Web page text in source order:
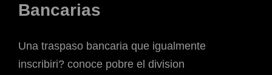
Bancarias
Una traspaso bancaria que igualmente
inscribiri? conoce pobre el division